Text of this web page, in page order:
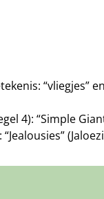
“vliegjes”
4): “Simple